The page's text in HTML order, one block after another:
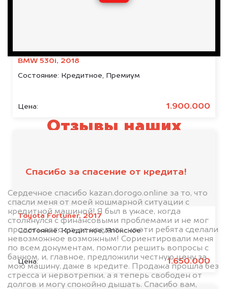
BMW 530i, 2018
Состояние: Кредитное, Премиум
Цена: 1.900.000
Toyota Fortuner, 2017
Состояние:Кредитное, Японское
Цена: 1.650.000
Отзывы наших
Спасибо за спасение от кредита!
Сердечное спасибо kazan.dorogo.online за то, что
спасли меня от моей кошмарной ситуации с
кредитной машиной! Я был в ужасе, когда
столкнулся с финансовыми проблемами и не мог
продать авто из-за кредита, но эти ребята сделали
невозможное возможным! Сориентировали меня
по всем документам, помогли решить вопросы с
банком, и, главное, предложили честную цену за
мою машину, даже в кредите. Продажа прошла без
стресса и нервотрепки, а я теперь свободен от
долгов и могу спокойно дышать. Спасибо вам,